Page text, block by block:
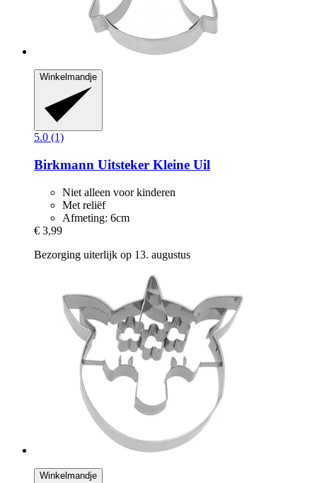
Winkelmandje
5.0 (1)
Birkmann Uitsteker Kleine Uil
Niet alleen voor kinderen
Met reliëf
Afmeting: 6cm
€ 3,99
Bezorging uiterlijk op 13. augustus
Winkelmandje